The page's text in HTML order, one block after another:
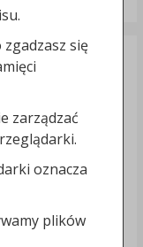
się
zarządzać
oznacza
plików